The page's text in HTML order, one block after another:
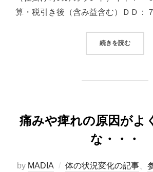
算・税引き後（含み益含む）ＤＤ：
続きを読む“2024/
痛みや痺れの原因がよ
な・・・
by MADIA 体の状況変化の記事